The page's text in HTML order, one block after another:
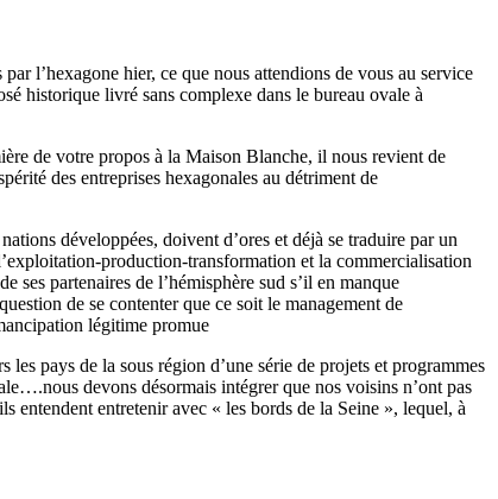
l’hexagone hier, ce que nous attendions de vous au service
historique livré sans complexe dans le bureau ovale à
de votre propos à la Maison Blanche, il nous revient de
des entreprises hexagonales au détriment de
développées, doivent d’ores et déjà se traduire par un
production-transformation et la commercialisation
ses partenaires de l’hémisphère sud s’il en manque
de se contenter que ce soit le management de
légitime promue
pays de la sous région d’une série de projets et programmes
devons désormais intégrer que nos voisins n’ont pas
entendent entretenir avec « les bords de la Seine », lequel, à